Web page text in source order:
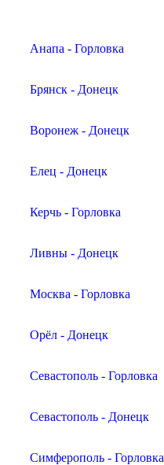
Анапа - Горловка
Брянск - Донецк
Воронеж - Донецк
Елец - Донецк
Керчь - Горловка
Ливны - Донецк
Москва - Горловка
Орёл - Донецк
Севастополь - Горловка
Севастополь - Донецк
Симферополь - Горловка